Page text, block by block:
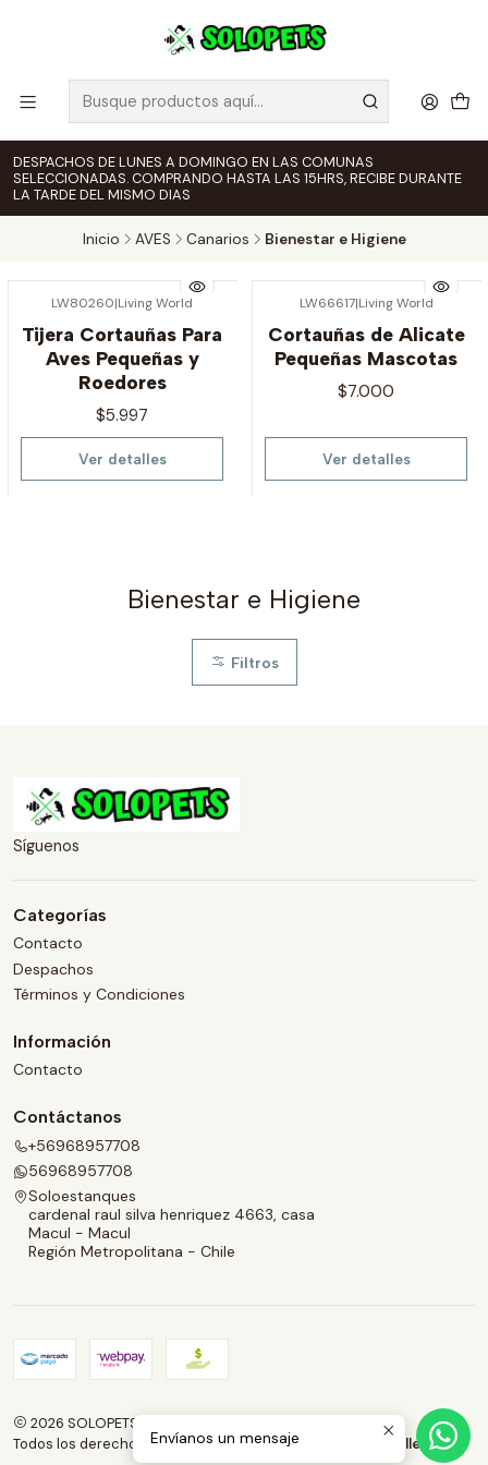
DESPACHOS DE LUNES A DOMINGO EN LAS COMUNAS
SELECCIONADAS. COMPRANDO HASTA LAS 15HRS, RECIBE DURANTE
LA TARDE DEL MISMO DIAS
Inicio AVES Canarios Bienestar e Higiene
LW80260|Living World
Tijera Cortauñas Para
Aves Pequeñas y
Roedores
$5.997
Ver detalles
LW66617|Living World
Cortauñas de Alicate
Pequeñas Mascotas
$7.000
Ver detalles
Bienestar e Higiene
Filtros
Síguenos
Categorías
Contacto
Despachos
Términos y Condiciones
Información
Contacto
Contáctanos
+56968957708
56968957708
Soloestanques
cardenal raul silva henriquez 4663, casa
Macul - Macul
Región Metropolitana - Chile
2026 SOLOPETS.CL.
Todos los derechos reservados.Desarrollado por Jumpseller
Envíanos un mensaje